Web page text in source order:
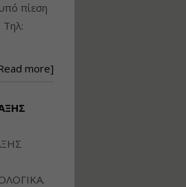
πίεση
Τηλ:
more]Διηρημένης